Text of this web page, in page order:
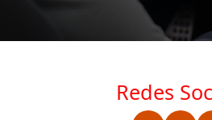
Redes